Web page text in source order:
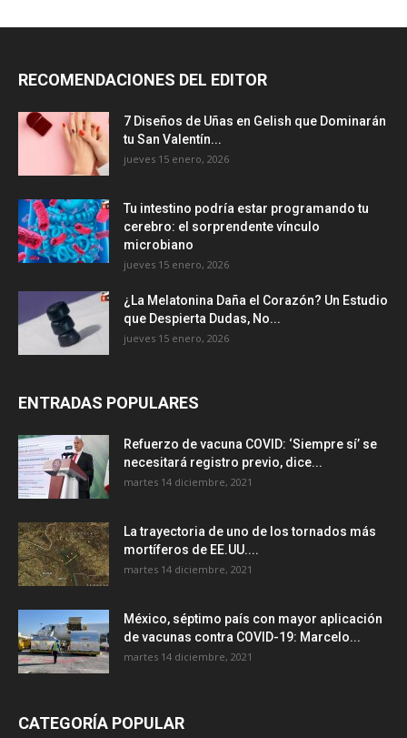
RECOMENDACIONES DEL EDITOR
7 Diseños de Uñas en Gelish que Dominarán
tu San Valentín...
jueves 15 enero, 2026
Tu intestino podría estar programando tu
cerebro: el sorprendente vínculo
microbiano
jueves 15 enero, 2026
¿La Melatonina Daña el Corazón? Un Estudio
que Despierta Dudas, No...
jueves 15 enero, 2026
ENTRADAS POPULARES
Refuerzo de vacuna COVID: ‘Siempre sí’ se
necesitará registro previo, dice...
martes 14 diciembre, 2021
La trayectoria de uno de los tornados más
mortíferos de EE.UU....
martes 14 diciembre, 2021
México, séptimo país con mayor aplicación
de vacunas contra COVID-19: Marcelo...
martes 14 diciembre, 2021
CATEGORÍA POPULAR